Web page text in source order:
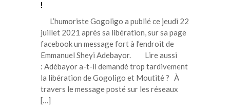
!
L’humoriste Gogoligo a publié ce jeudi 22
juillet 2021 après sa libération, sur sa page
facebook un message fort à l’endroit de
Emmanuel Sheyi Adebayor. Lire aussi
: Adébayor a-t-il demandé trop tardivement
la libération de Gogoligo et Moutité ? À
travers le message posté sur les réseaux
[…]